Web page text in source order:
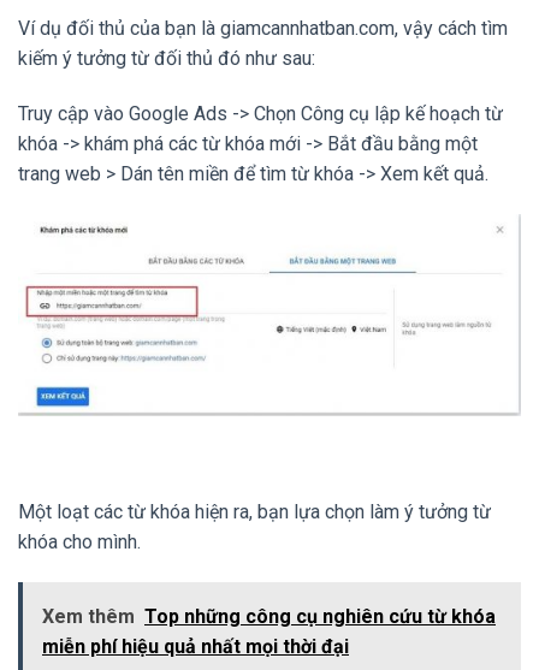
Ví dụ đối thủ của bạn là giamcannhatban.com, vậy cách tìm
kiếm ý tưởng từ đối thủ đó như sau:
Truy cập vào Google Ads -> Chọn Công cụ lập kế hoạch từ
khóa -> khám phá các từ khóa mới -> Bắt đầu bằng một
trang web > Dán tên miền để tìm từ khóa -> Xem kết quả.
Một loạt các từ khóa hiện ra, bạn lựa chọn làm ý tưởng từ
khóa cho mình.
Xem thêm Top những công cụ nghiên cứu từ khóa
miễn phí hiệu quả nhất mọi thời đại